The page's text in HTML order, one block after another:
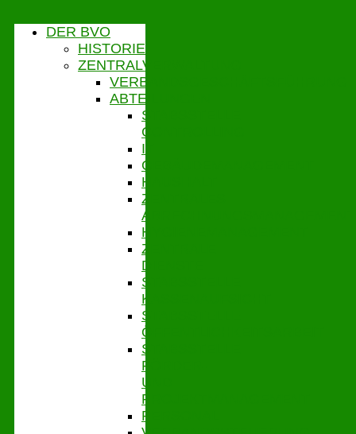
DER BVO
HISTORIE
ZENTRALVERWALTUNG
VERBANDSGESCHÄFTSFÜHRUNG
ABTEILUNGEN
STABSSTELLE
CONTROLLING
IT
GEBÄUDEMANAGEMENT
HAUSHALT
ZENTRALES
ABRECHNUNGSMANAGEMENT
HYGIENEMANAGEMENT
ZENTRALE
DIENSTE
STABSSTELLE
KASSENAUFSICHT
STABSSTELLE
ÖFFENTLICHKEITSARBEIT
STABSSTELLE
FÖRDER-
UND
PROJEKTMANAGEMENT
PERSONAL